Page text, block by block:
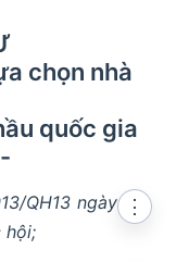
chọn nhà
quốc gia
QH13 ngày
hội;
⋮